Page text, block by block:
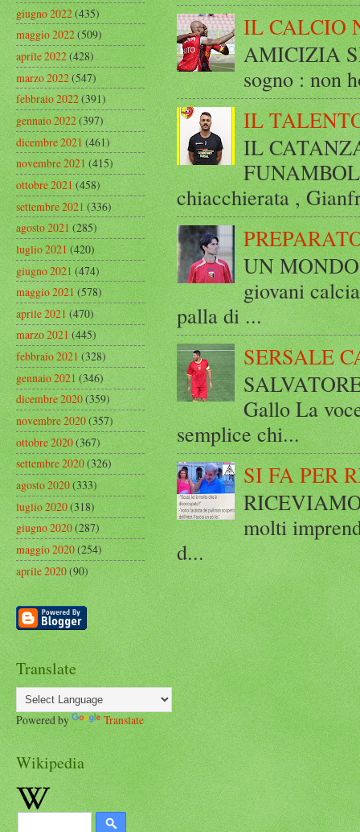
IL CALCIO
AMICIZIA
sogno : non
IL
IL
chiacchierata ,
UN
giovani
palla di ...
SERSALE
Gallo La
semplice chi...
SI FA PER
molti
d...
giugno 2022(435)
maggio 2022(509)
aprile 2022(428)
marzo 2022(547)
febbraio 2022(391)
gennaio 2022(397)
dicembre 2021(461)
novembre 2021(415)
ottobre 2021(458)
settembre 2021(336)
agosto 2021(285)
luglio 2021(420)
giugno 2021(474)
maggio 2021(578)
aprile 2021(470)
marzo 2021(445)
febbraio 2021(328)
gennaio 2021(346)
dicembre 2020(359)
novembre 2020(357)
ottobre 2020(367)
settembre 2020(326)
agosto 2020(333)
luglio 2020(318)
giugno 2020(287)
maggio 2020(254)
aprile 2020(90)
Translate
Powered by Translate
Wikipedia